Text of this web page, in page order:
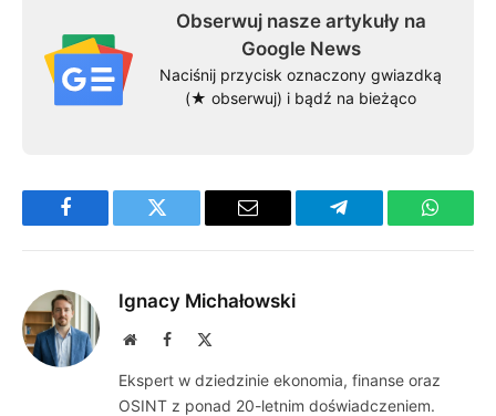
Obserwuj nasze artykuły na
Google News
Naciśnij przycisk oznaczony gwiazdką
(★ obserwuj) i bądź na bieżąco
Facebook Twitter Email Telegram
Ignacy Michałowski
WebsiteFacebook
Ekspert w dziedzinie ekonomia, finanse oraz
OSINT z ponad 20-letnim doświadczeniem.